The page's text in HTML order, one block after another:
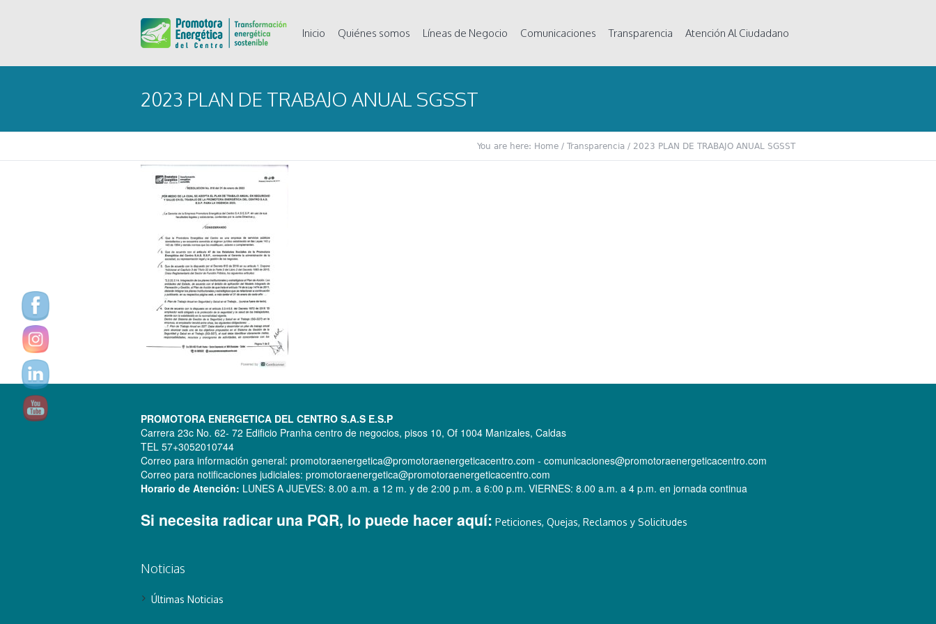
Inicio Quiénes somos Líneas de Negocio Comunicaciones Transparencia Atención Al Ciudadano
2023 PLAN DE TRABAJO ANUAL SGSST
You are here: Home / Transparencia / 2023 PLAN DE TRABAJO ANUAL SGSST
PROMOTORA ENERGETICA DEL CENTRO S.A.S E.S.P
Carrera 23c No. 62- 72 Edificio Pranha centro de negocios, pisos 10, Of 1004 Manizales, Caldas
TEL 57+3052010744
Correo para información general: promotoraenergetica@promotoraenergeticacentro.com - comunicaciones@promotoraenergeticacentro.com
Correo para notificaciones judiciales: promotoraenergetica@promotoraenergeticacentro.com
Horario de Atención: LUNES A JUEVES: 8.00 a.m. a 12 m. y de 2:00 p.m. a 6:00 p.m. VIERNES: 8.00 a.m. a 4 p.m. en jornada continua
Si necesita radicar una PQR, lo puede hacer aquí: Peticiones, Quejas, Reclamos y Solicitudes
Noticias
Últimas Noticias